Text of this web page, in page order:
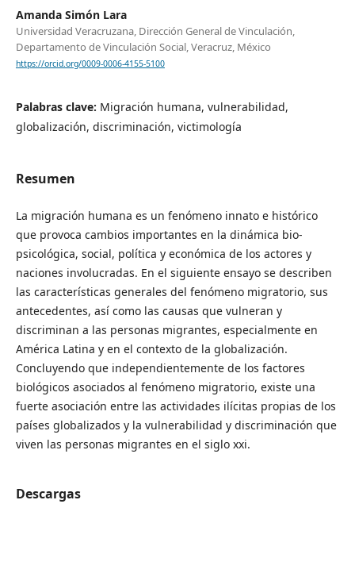
Amanda Simón Lara
Universidad Veracruzana, Dirección General de Vinculación,
Departamento de Vinculación Social, Veracruz, México
https://orcid.org/0009-0006-4155-5100
Palabras clave: Migración humana, vulnerabilidad,
globalización, discriminación, victimología
Resumen
La migración humana es un fenómeno innato e histórico
que provoca cambios importantes en la dinámica bio-
psicológica, social, política y económica de los actores y
naciones involucradas. En el siguiente ensayo se describen
las características generales del fenómeno migratorio, sus
antecedentes, así como las causas que vulneran y
discriminan a las personas migrantes, especialmente en
América Latina y en el contexto de la globalización.
Concluyendo que independientemente de los factores
biológicos asociados al fenómeno migratorio, existe una
fuerte asociación entre las actividades ilícitas propias de los
países globalizados y la vulnerabilidad y discriminación que
viven las personas migrantes en el siglo xxi.
Descargas